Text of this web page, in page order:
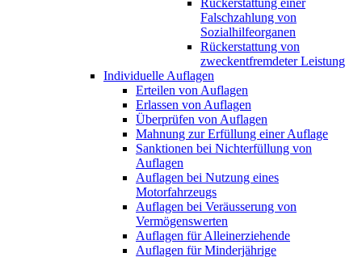
Falschzahlung von
Sozialhilfeorganen
Rückerstattung von
zweckentfremdeter Leistung
Individuelle Auflagen
Erteilen von Auflagen
Erlassen von Auflagen
Überprüfen von Auflagen
Mahnung zur Erfüllung einer Auflage
Sanktionen bei Nichterfüllung von
Auflagen
Auflagen bei Nutzung eines
Motorfahrzeugs
Auflagen bei Veräusserung von
Vermögenswerten
Auflagen für Alleinerziehende
Auflagen für Minderjährige